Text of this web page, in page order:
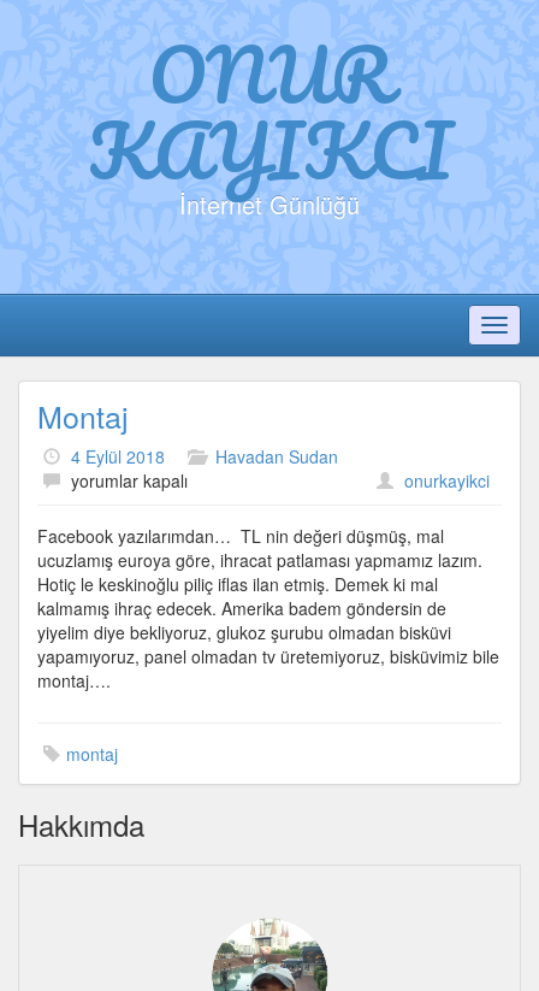
ONUR
KAYIKCI
İnternet Günlüğü
Montaj
4 Eylül 2018
Havadan Sudan
Montaj
yorumlar kapalı onurkayikci
Facebook yazılarımdan… TL nin değeri düşmüş, mal
ucuzlamış euroya göre, ihracat patlaması yapmamız lazım.
Hotiç le keskinoğlu piliç iflas ilan etmiş. Demek ki mal
kalmamış ihraç edecek. Amerika badem göndersin de
yiyelim diye bekliyoruz, glukoz şurubu olmadan bisküvi
yapamıyoruz, panel olmadan tv üretemiyoruz, bisküvimiz bile
montaj….
montaj
Hakkımda